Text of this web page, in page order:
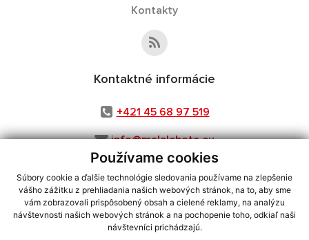
Používame cookies
Súbory cookie a ďalšie technológie sledovania používame na zlepšenie
vášho zážitku z prehliadania našich webových stránok, na to, aby sme
vám zobrazovali prispôsobený obsah a cielené reklamy, na analýzu
návštevnosti našich webových stránok a na pochopenie toho, odkiaľ naši
návštevníci prichádzajú.
Kontakty
Kontaktné informácie
+421 45 68 97 519
info@malalehota.eu
využite možnosť získavania aktuálnych informácií s využitím RSS
CMS systém (redakčný) systém ECHELON 2,Mapa stránok,web portál
webex.digital, s.r.o.,domény,registrácia domény